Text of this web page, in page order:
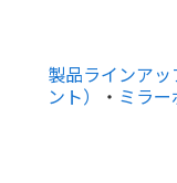
製品ラインアッ
ント）
・ ミラ